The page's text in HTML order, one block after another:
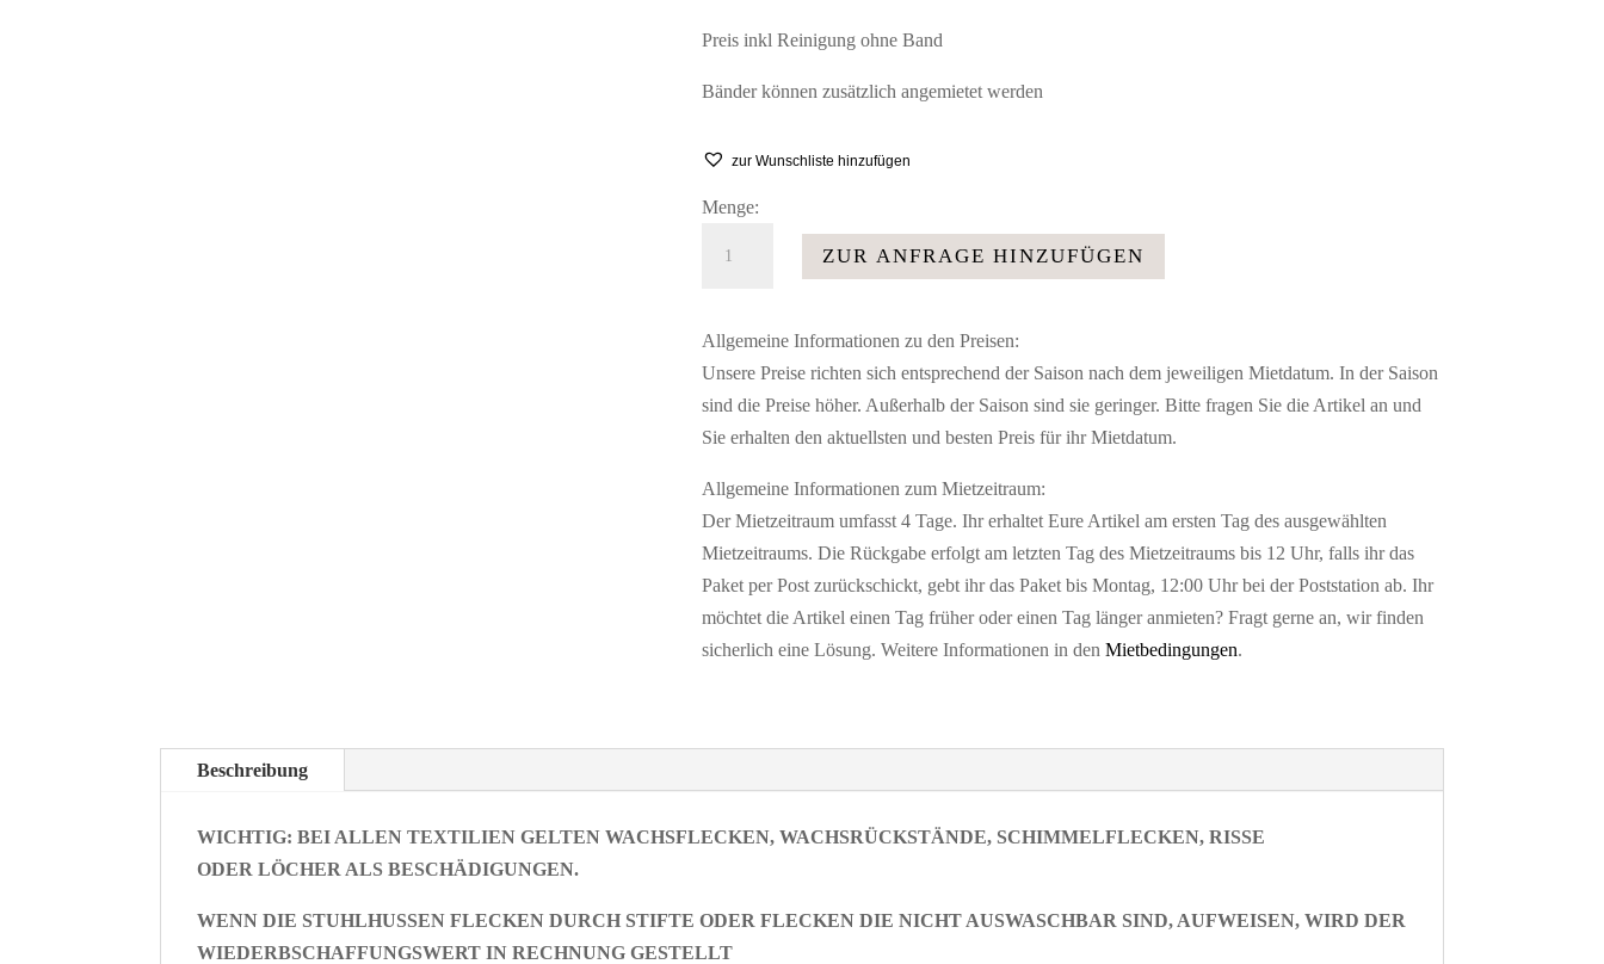
Preis inkl Reinigung ohne Band
Bänder können zusätzlich angemietet werden
zur Wunschliste hinzufügen
Menge:
weiß
Menge
ZUR ANFRAGE HINZUFÜGEN
Allgemeine Informationen zu den Preisen:
Unsere Preise richten sich entsprechend der Saison nach dem jeweiligen Mietdatum. In der Saison
sind die Preise höher. Außerhalb der Saison sind sie geringer. Bitte fragen Sie die Artikel an und
Sie erhalten den aktuellsten und besten Preis für ihr Mietdatum.
Allgemeine Informationen zum Mietzeitraum:
Der Mietzeitraum umfasst 4 Tage. Ihr erhaltet Eure Artikel am ersten Tag des ausgewählten
Mietzeitraums. Die Rückgabe erfolgt am letzten Tag des Mietzeitraums bis 12 Uhr, falls ihr das
Paket per Post zurückschickt, gebt ihr das Paket bis Montag, 12:00 Uhr bei der Poststation ab. Ihr
möchtet die Artikel einen Tag früher oder einen Tag länger anmieten? Fragt gerne an, wir finden
sicherlich eine Lösung. Weitere Informationen in denMietbedingungen.
Beschreibung
WICHTIG: BEI ALLEN TEXTILIEN GELTEN WACHSFLECKEN, WACHSRÜCKSTÄNDE, SCHIMMELFLECKEN, RISSE
ODER LÖCHER ALS BESCHÄDIGUNGEN.
WENN DIE STUHLHUSSEN FLECKEN DURCH STIFTE ODER FLECKEN DIE NICHT AUSWASCHBAR SIND, AUFWEISEN, WIRD DER
WIEDERBSCHAFFUNGSWERT IN RECHNUNG GESTELLT